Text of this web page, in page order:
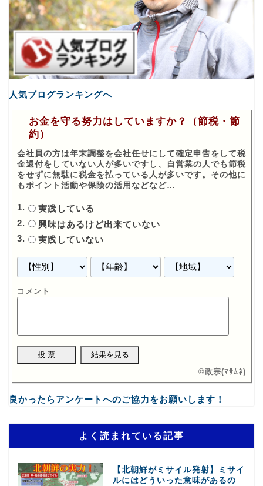
人気ブログランキングへ
お金を守る努力はしていますか？（節税・節
約）
会社員の方は年末調整を会社任せにして確定申告をして税
金還付をしていない人が多いですし、自営業の人でも節税
をせずに無駄に税金を払っている人が多いです。その他に
もポイント活動や保険の活用などなど…
実践している
興味はあるけど出来ていない
実践していない
コメント
©政宗(ﾏｻﾑﾈ)
良かったらアンケートへのご協力をお願いします！
よく読まれている記事
【北朝鮮がミサイル発射】ミサイ
ルにはどういった意味があるの